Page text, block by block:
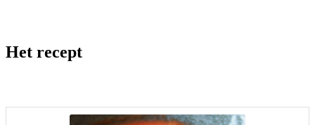
Het recept